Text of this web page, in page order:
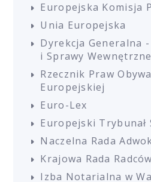
Europejska Komisja
Unia Europejska
Dyrekcja Generalna
i Sprawy Wewnętrzne
Rzecznik Praw
Europejskiej
Euro-Lex
Europejski Trybunał
Naczelna Rada
Krajowa Rada
Izba Notarialna w